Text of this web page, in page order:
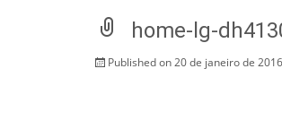
home-lg-
Published on20 de janeiro de 2016